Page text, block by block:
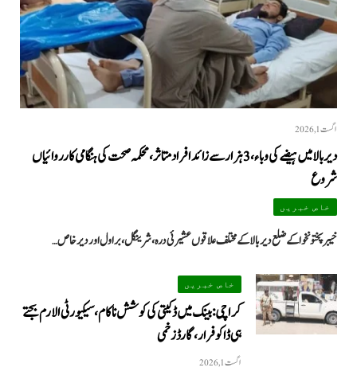
اگست 1, 2026
دیر بالا میں ہیضے کی وباء، 3 ہزار سے زائد افراد متاثر، محکمہ صحت کی ہنگامی کارروائیاں
شروع
خاص خبریں
خیبرپختونخوا کے ضلع دیر بالا کے مختلف علاقوں عشیرئی درہ، شرینگل، براول اور دیر خاص…
خاص خبریں
کراچی: بینک میں ڈکیتی کی کوشش ناکام، سیکیورٹی الارم بجتے
ہی ڈاکو فرار، گارڈ زخمی
اگست 1, 2026